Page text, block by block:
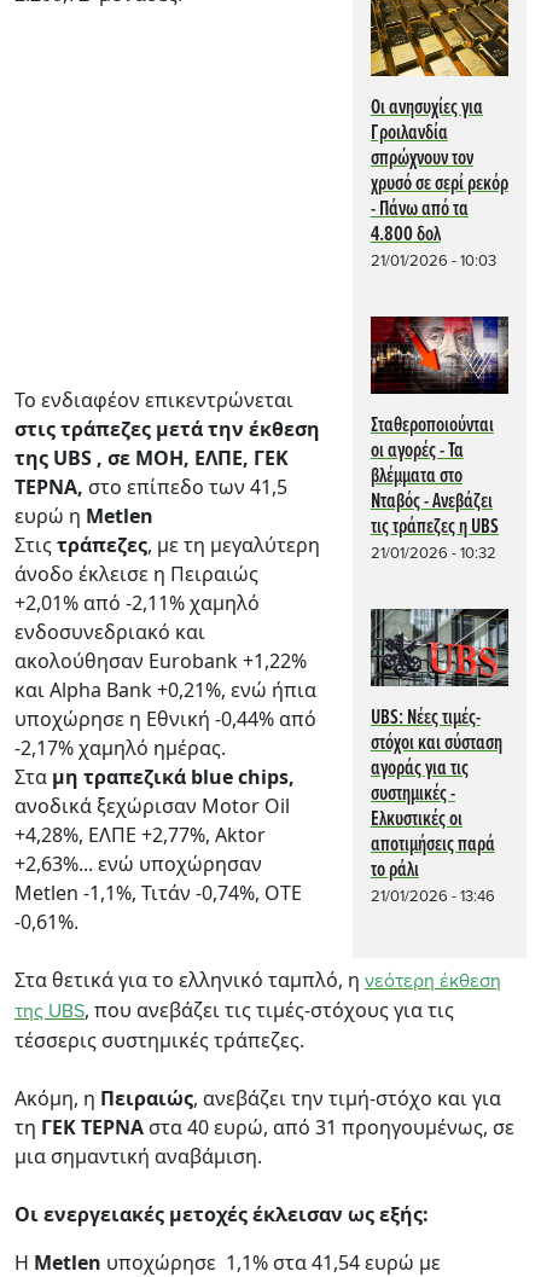
Οι ανησυχίες για
Γροιλανδία
σπρώχνουν τον
χρυσό σε σερί ρεκόρ
- Πάνω από τα
4.800 δολ
21/01/2026 - 10:03
Σταθεροποιούνται
οι αγορές - Τα
βλέμματα στο
Νταβός - Ανεβάζει
τις τράπεζες η UBS
21/01/2026 - 10:32
UBS: Νέες τιμές-
στόχοι και σύσταση
αγοράς για τις
συστημικές -
Ελκυστικές οι
αποτιμήσεις παρά
το ράλι
21/01/2026 - 13:46
Το ενδιαφέον επικεντρώνεται
στις τράπεζες μετά την έκθεση
της UBS , σε ΜΟΗ, ΕΛΠΕ, ΓΕΚ
ΤΕΡΝΑ, στο επίπεδο των 41,5
ευρώ η Metlen
Στιςτράπεζες, με τη μεγαλύτερη
άνοδο έκλεισε η Πειραιώς
+2,01% από -2,11% χαμηλό
ενδοσυνεδριακό και
ακολούθησαν Eurobank +1,22%
και Alpha Bank +0,21%, ενώ ήπια
υποχώρησε η Eθνική -0,44% από
-2,17% χαμηλό ημέρας.
Στα μη τραπεζικά blue chips,
ανοδικά ξεχώρισαν Motor Oil
+4,28%, ΕΛΠΕ +2,77%, Aktor
+2,63%... ενώ υποχώρησαν
Metlen -1,1%, Τιτάν -0,74%, OTE
-0,61%.
Στα θετικά για το ελληνικό ταμπλό, η νεότερη έκθεση
της UBS, που ανεβάζει τις τιμές-στόχους για τις
τέσσερις συστημικές τράπεζες.
Ακόμη, η Πειραιώς, ανεβάζει την τιμή-στόχο και για
τη ΓΕΚ ΤΕΡΝΑ στα 40 ευρώ, από 31 προηγουμένως, σε
μια σημαντική αναβάμιση.
Οι ενεργειακές μετοχές έκλεισαν ως εξής:
Η Μetlen υποχώρησε 1,1% στα 41,54 ευρώ με